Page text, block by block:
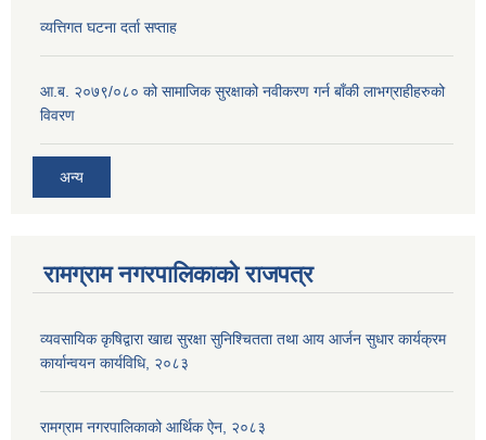
व्यत्तिगत घटना दर्ता सप्ताह
आ.ब. २०७९/०८० को सामाजिक सुरक्षाको नवीकरण गर्न बाँकी लाभग्राहीहरुको
विवरण
अन्य
रामग्राम नगरपालिकाको राजपत्र
व्यवसायिक कृषिद्वारा खाद्य सुरक्षा सुनिश्चितता तथा आय आर्जन सुधार कार्यक्रम
कार्यान्वयन कार्यविधि, २०८३
रामग्राम नगरपालिकाको आर्थिक ऐन, २०८३